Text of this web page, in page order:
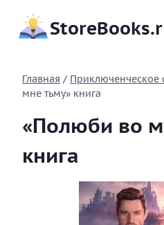
содержимому
Главная / Приключенческое
мне тьму» книга
«Полюби во
книга